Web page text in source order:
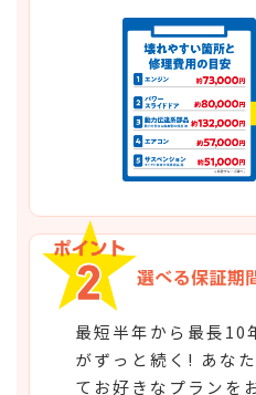
最短半年から最長10
がずっと続く! あな
てお好きなプランを